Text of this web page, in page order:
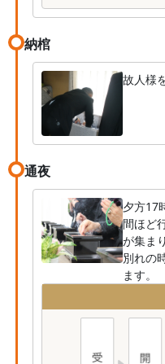
納棺
故人様
通夜
夕方17
間ほど
が集ま
別れの
ます。